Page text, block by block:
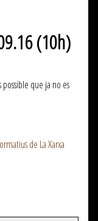
(10h)
que ja no es
de La Xarxa